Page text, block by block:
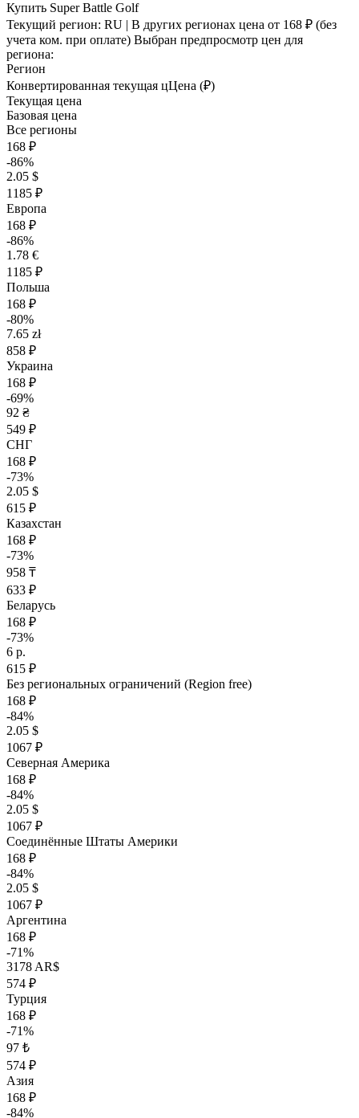
Купить Super Battle Golf
Текущий регион: RU | В других регионах цена от 168 ₽ (без
учета ком. при оплате) Выбран предпросмотр цен для
региона:
Регион
Конвертированная текущая цЦена (₽)
Текущая цена
Базовая цена
Все регионы
168 ₽
-86%
2.05 $
1185 ₽
Европа
168 ₽
-86%
1.78 €
1185 ₽
Польша
168 ₽
-80%
7.65 zł
858 ₽
Украина
168 ₽
-69%
92 ₴
549 ₽
СНГ
168 ₽
-73%
2.05 $
615 ₽
Казахстан
168 ₽
-73%
958 ₸
633 ₽
Беларусь
168 ₽
-73%
6 р.
615 ₽
Без региональных ограничений (Region free)
168 ₽
-84%
2.05 $
1067 ₽
Северная Америка
168 ₽
-84%
2.05 $
1067 ₽
Соединённые Штаты Америки
168 ₽
-84%
2.05 $
1067 ₽
Аргентина
168 ₽
-71%
3178 AR$
574 ₽
Турция
168 ₽
-71%
97 ₺
574 ₽
Азия
168 ₽
-84%